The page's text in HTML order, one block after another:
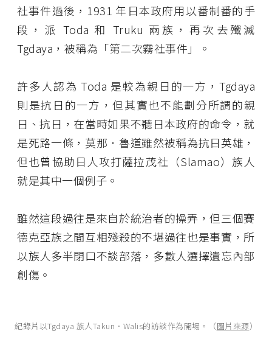
社事件過後，1931 年日本政府用以番制番的手
段，派 Toda 和 Truku 兩族，再次去殲滅
Tgdaya，被稱為「第二次霧社事件」。
許多人認為 Toda 是較為親日的一方，Tgdaya
則是抗日的一方，但其實也不能劃分所謂的親
日、抗日，在當時如果不聽日本政府的命令，就
是死路一條，莫那．魯道雖然被稱為抗日英雄，
但也曾協助日人攻打薩拉茂社（Slamao）族人
就是其中一個例子。
雖然這段過往是來自於統治者的操弄，但三個賽
德克亞族之間互相殘殺的不堪過往也是事實，所
以族人多半閉口不談部落，多數人選擇遺忘內部
創傷。
紀錄片以Tgdaya 族人Takun．Walis的訪談作為開場。（圖片來源）